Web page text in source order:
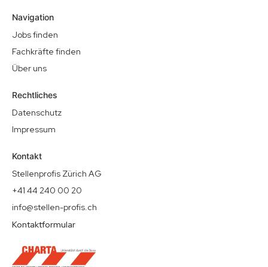
Navigation
Jobs finden
Fachkräfte finden
Über uns
Rechtliches
Datenschutz
Impressum
Kontakt
Stellenprofis Zürich AG
+41 44 240 00 20
info@stellen-profis.ch
Kontaktformular